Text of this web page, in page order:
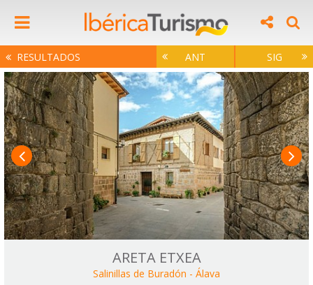
RESULTADOS ANT SIG
ARETA ETXEA
Salinillas de Buradón - Álava